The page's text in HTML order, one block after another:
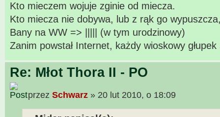
Kto mieczem wojuje zginie od miecza.
Kto miecza nie dobywa, lub z rąk go
Bany na WW => ||||| (w tym urodzinowy)
Zanim powstał Internet, każdy wioskowy
Re: Młot Thora II - PO
przez Schwarz » 20 lut 2010, o 18:09